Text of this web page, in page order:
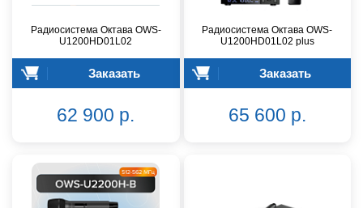
Радиосистема Октава OWS-
U1200HD01L02
Заказать
62 900 р.
Радиосистема Октава OWS-
U1200HD01L02 plus
Заказать
65 600 р.